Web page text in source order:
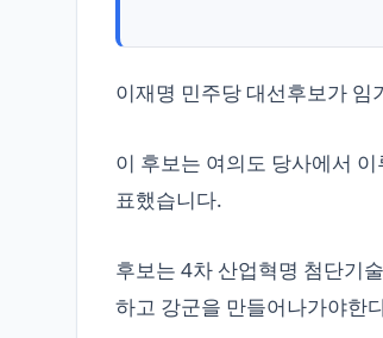
이재명 민주당 대선후보가
이 후보는 여의도 당사에서
표했습니다.
후보는 4차 산업혁명 첨단기
하고 강군을 만들어나가야한